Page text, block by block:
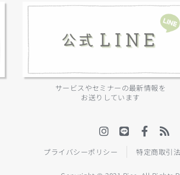
サービスやセミナーの最新情報を
お送りしています
プライバシーポリシー 特定商取引